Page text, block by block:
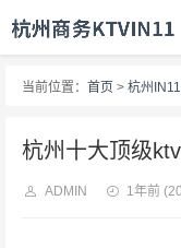
当前位置： 首页 > 杭州
杭州十大顶级ktv
ADMIN 1年前